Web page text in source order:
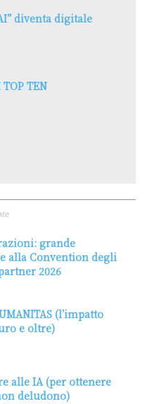
diventa digitale
TEN
grande
alla Convention degli
2026
(l’impatto
e oltre)
alle IA (per ottenere
deludono)